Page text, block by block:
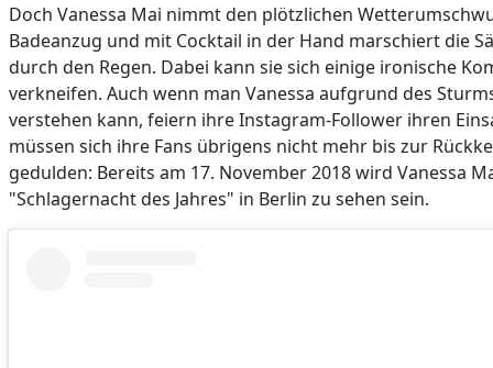
Doch Vanessa Mai nimmt den plötzlichen
Badeanzug und mit Cocktail in der Hand marschiert die
durch den Regen. Dabei kann sie sich einige ironische
verkneifen. Auch wenn man Vanessa aufgrund des
verstehen kann, feiern ihre Instagram-Follower ihren
müssen sich ihre Fans übrigens nicht mehr bis zur
gedulden: Bereits am 17. November 2018 wird Vanessa
"Schlagernacht des Jahres" in Berlin zu sehen sein.